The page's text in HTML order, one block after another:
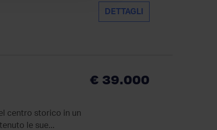
DETTAGLI
€ 39.000
centro storico in un
le sue...